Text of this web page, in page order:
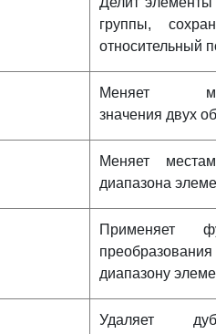
группы,
относительный
Меняет
значения двух
Меняет
диапазона
Применяет
диапазону
Удаляет